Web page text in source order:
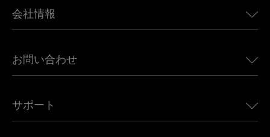
カナダ向けeSIM
アフリカ向けeSIM
すべての目的地を見る
Land Rover向けUbigi
Jeep向けUbigi
Mini向けUbigi
Maserati向けUbigi
会社情報
Ubigi関連プレス
Ubigiアプリ
お問い合わせ
アフェリエイトプログラム
サポート